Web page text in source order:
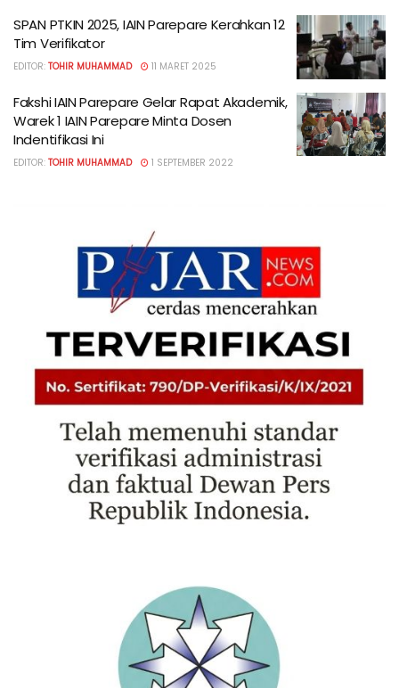
SPAN PTKIN 2025, IAIN Parepare Kerahkan 12
Tim Verifikator
EDITOR: TOHIR MUHAMMAD 11 MARET 2025
Fakshi IAIN Parepare Gelar Rapat Akademik,
Warek 1 IAIN Parepare Minta Dosen
Indentifikasi Ini
EDITOR: TOHIR MUHAMMAD 1 SEPTEMBER 2022